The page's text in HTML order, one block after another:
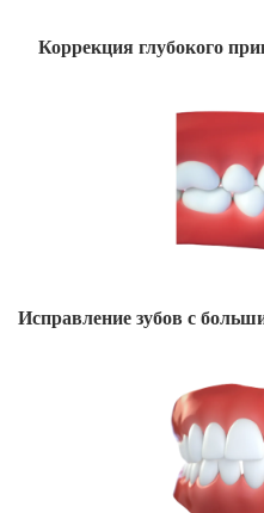
Коррекция глубокого
Исправление зубов с